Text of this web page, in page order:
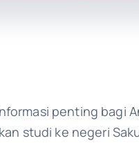
penting bagi
studi ke negeri